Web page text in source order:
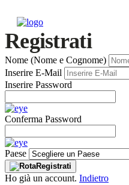
Registrati
Nome (Nome e Cognome)
Inserire E-Mail
Inserire Password
Conferma Password
Paese
Registrati
Ho già un account. Indietro